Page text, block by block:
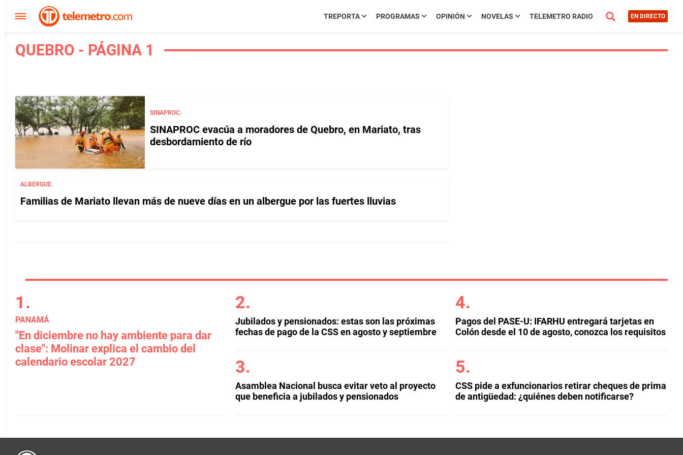
TREPORTA PROGRAMAS OPINIÓN NOVELAS TELEMETRO RADIO EN DIRECTO
QUEBRO - PÁGINA 1
SINAPROC.
SINAPROC evacúa a moradores de Quebro, en Mariato, tras
desbordamiento de río
ALBERGUE.
Familias de Mariato llevan más de nueve días en un albergue por las fuertes lluvias
PANAMÁ
"En diciembre no hay ambiente para dar
clase": Molinar explica el cambio del
calendario escolar 2027
Jubilados y pensionados: estas son las próximas
fechas de pago de la CSS en agosto y septiembre
Asamblea Nacional busca evitar veto al proyecto
que beneficia a jubilados y pensionados
Pagos del PASE-U: IFARHU entregará tarjetas en
Colón desde el 10 de agosto, conozca los requisitos
CSS pide a exfuncionarios retirar cheques de prima
de antigüedad: ¿quiénes deben notificarse?